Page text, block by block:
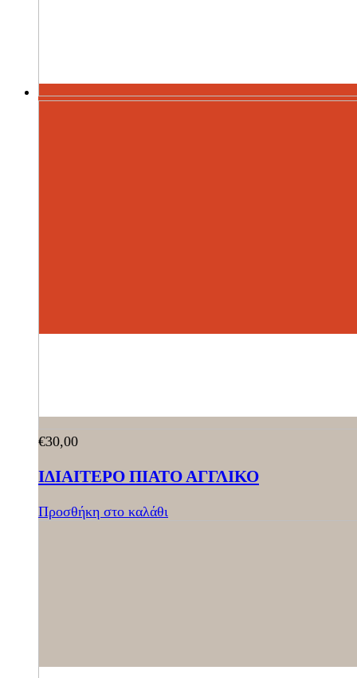
€30,00
ΙΔΙΑΙΤΕΡΟ ΠΙΑΤΟ ΑΓΓΛΙΚΟ
Προσθήκη στο καλάθι